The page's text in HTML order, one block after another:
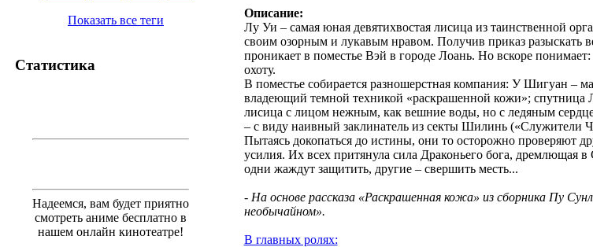
Показать все теги
Статистика
Надеемся, вам будет приятно
смотреть аниме бесплатно в
нашем онлайн кинотеатре!
Описание:
Лу Уи – самая юная девятихвостая лисица из таинственной
своим озорным и лукавым нравом. Получив приказ разыскать
проникает в поместье Вэй в городе Лоань. Но вскоре
охоту.
В поместье собирается разношерстная компания: У Шигуан –
владеющий темной техникой «раскрашенной кожи»; спутница
лисица с лицом нежным, как вешние воды, но с ледяным
– с виду наивный заклинатель из секты Шилинь («Служители
Пытаясь докопаться до истины, они то осторожно проверяют
усилия. Их всех притянула сила Драконьего бога, дремлющая
одни жаждут защитить, другие – свершить месть...
- На основе рассказа «Раскрашенная кожа» из сборника Пу
необычайном».
В главных ролях: